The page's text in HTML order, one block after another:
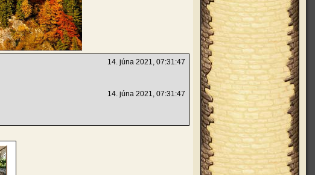
14. júna 2021, 07:31:47
14. júna 2021, 07:31:47